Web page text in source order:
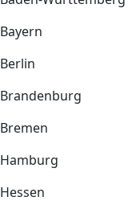
Bayern
Berlin
Brandenburg
Bremen
Hamburg
Hessen